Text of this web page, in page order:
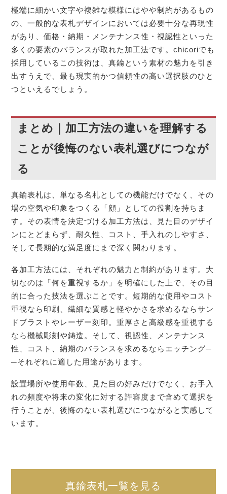
極端に細かい文字や複雑な模様にはやや制約があるもの
の、一般的な表札デザインにおいては必要十分な再現性
があり、価格・納期・メンテナンス性・視認性といった
多くの要素のバランスが取れた加工法です。chicoriでも
採用しているこの技術は、真鍮という素材の魅力を引き
出すうえで、最も現実的かつ信頼性の高い選択肢のひと
つといえるでしょう。
まとめ｜加工方法の違いを理解する
ことが後悔のない表札選びにつなが
る
真鍮表札は、単なる名札としての機能だけでなく、その
場の空気や印象をつくる「顔」としての役割を持ちま
す。その表情を決定づける加工方法は、見た目のデザイ
ンにとどまらず、耐久性、コスト、手入れのしやすさ、
そして長期的な満足度にまで深く関わります。
各加工方法には、それぞれの魅力と制約があります。大
切なのは「何を重視するか」を明確にした上で、その目
的に合った技法を選ぶことです。短期的な使用やコスト
重視なら印刷、繊細な質感と軽やかさを求めるならサン
ドブラストやレーザー刻印。重厚さと高級感を重視する
なら機械彫刻や鋳造。そして、視認性、メンテナンス
性、コスト、納期のバランスを求めるならエッチング─
─それぞれに適した用途があります。
設置場所や使用年数、見た目の好みだけでなく、お手入
れの頻度や将来の変化に対する許容度まで含めて選択を
行うことが、後悔のない表札選びにつながると実感して
います。
真鍮表札一覧を見る